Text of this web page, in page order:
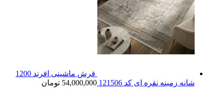
فرش ماشینی افرند 1200
شانه زمینه نقره ای کد 121506
54,000,000 تومان